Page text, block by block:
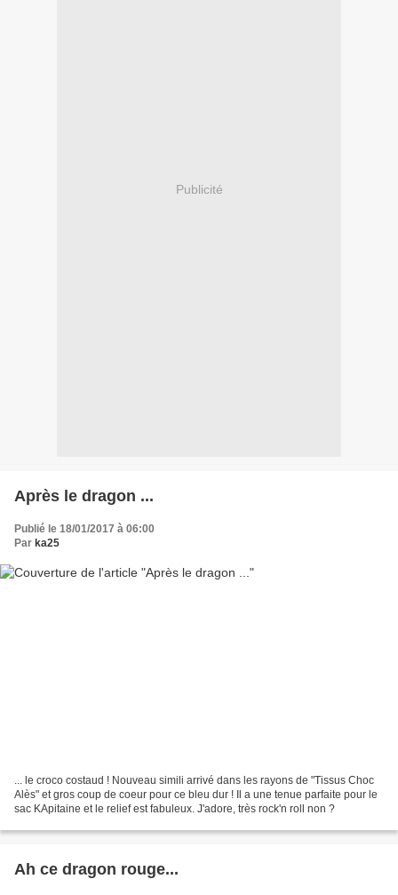
Publicité
Après le dragon ...
Publié le 18/01/2017 à 06:00
Par ka25
... le croco costaud ! Nouveau simili arrivé dans les rayons de "Tissus Choc
Alès" et gros coup de coeur pour ce bleu dur ! Il a une tenue parfaite pour le
sac KApitaine et le relief est fabuleux. J'adore, très rock'n roll non ?
Ah ce dragon rouge...